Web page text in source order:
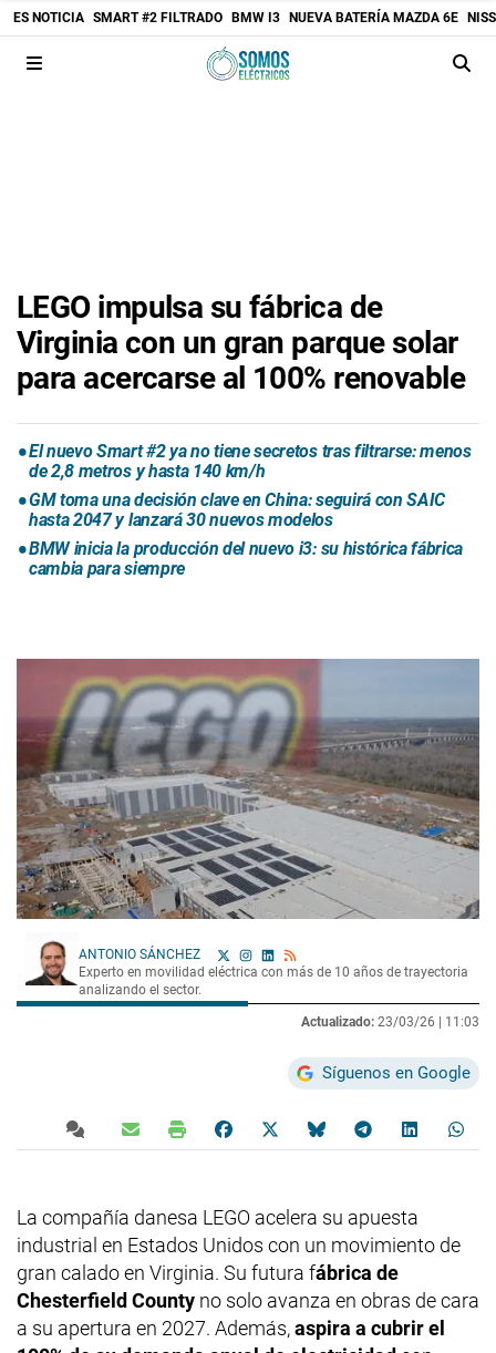
ES NOTICIA SMART #2 FILTRADO BMW I3 NUEVA BATERÍA MAZDA 6E
LEGO impulsa su fábrica de
Virginia con un gran parque solar
para acercarse al 100% renovable
El nuevo Smart #2 ya no tiene secretos tras filtrarse: menos
de 2,8 metros y hasta 140 km/h
GM toma una decisión clave en China: seguirá con SAIC
hasta 2047 y lanzará 30 nuevos modelos
BMW inicia la producción del nuevo i3: su histórica fábrica
cambia para siempre
ANTONIO SÁNCHEZ
Experto en movilidad eléctrica con más de 10 años de trayectoria
analizando el sector.
Actualizado: 23/03/26 | 11:03
Síguenos en Google
La compañía danesa LEGO acelera su apuesta
industrial en Estados Unidos con un movimiento de
gran calado en Virginia. Su futura fábrica de
Chesterfield County no solo avanza en obras de cara
a su apertura en 2027. Además,aspira a cubrir el